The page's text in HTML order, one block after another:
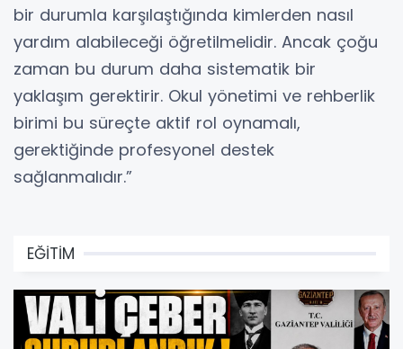
bir durumla karşılaştığında kimlerden nasıl
yardım alabileceği öğretilmelidir. Ancak çoğu
zaman bu durum daha sistematik bir
yaklaşım gerektirir. Okul yönetimi ve rehberlik
birimi bu süreçte aktif rol oynamalı,
gerektiğinde profesyonel destek
sağlanmalıdır.”
EĞİTİM